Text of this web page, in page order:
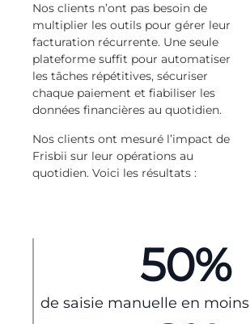
Nos clients n’ont pas besoin de
multiplier les outils pour gérer leur
facturation récurrente. Une seule
plateforme suffit pour automatiser
les tâches répétitives, sécuriser
chaque paiement et fiabiliser les
données financières au quotidien.
Nos clients ont mesuré l’impact de
Frisbii sur leur opérations au
quotidien. Voici les résultats :
50%
de saisie manuelle en moins